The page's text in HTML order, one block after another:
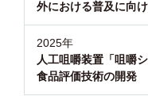
外における普及に向
2025年
人工咀嚼装置「咀嚼
食品評価技術の開発